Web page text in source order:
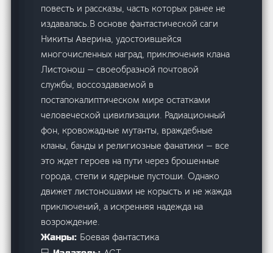
повесть и рассказы, часть которых ранее не
издавалась.В основе фантастической саги
Никиты Аверина, удостоившейся
многочисленных наград, приключения клана
Листонош — своеобразной почтовой
службы, воссоздаваемой в
постапокалиптическом мире остатками
человеческой цивилизации. Радиационный
фон, кровожадные мутанты, враждебные
кланы, банды и религиозные фанатики — все
это ждет героев на пути через брошенные
города, степи и ядерные пустоши. Однако
движет листоношами не корысть и не жажда
приключений, а искренняя надежда на
возрождение.
Жанры: Боевая фантастика